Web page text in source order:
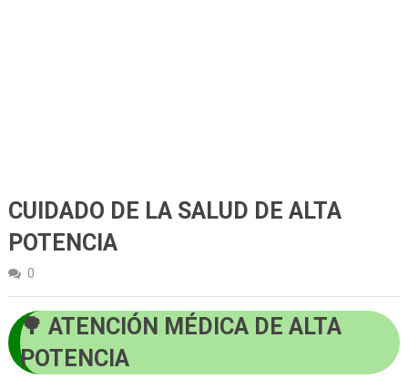
CUIDADO DE LA SALUD DE ALTA
POTENCIA
0
ATENCIÓN MÉDICA DE ALTA
POTENCIA